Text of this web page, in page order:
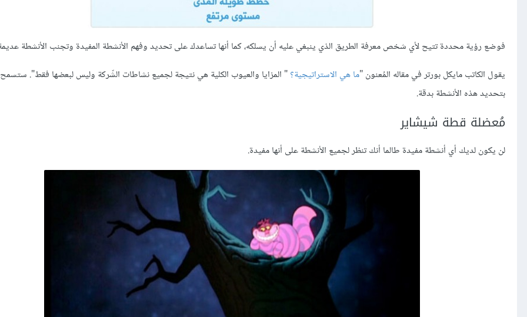
فوضع رؤية محددة تتيح لأي شخص معرفة الطريق الذي ينبغي عليه أن يسلكه، كما أنها تساعدك على تحديد وفهم الأنشطة المفيدة وتجنب الأنشطة عديمة
يقول الكاتب مايكل بورتر في مقاله المُعنون "ما هي الاستراتيجية؟" المزايا والعيوب الكلية هي نتيجة لجميع نشاطات الشّركة وليس لبعضها فقط". ستسمح
بتحديد هذه الأنشطة بدقة.
مُعضلة قطة شيشاير
لن يكون لديك أي أنشطة مفيدة طالما أنك تنظر لجميع الأنشطة على أنها مفيدة.